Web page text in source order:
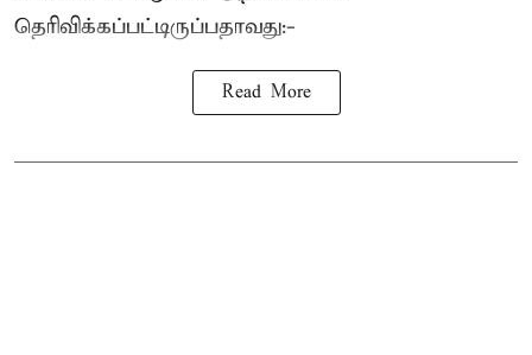
தெரிவிக்கப்பட்டிருப்பதாவது:-
Read More